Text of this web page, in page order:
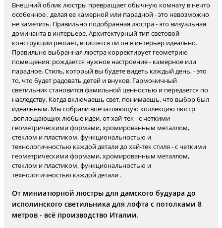
Внешний облик люстры превращает обычную комнату в нечто
особенное , делая ее камерной или парадной - это невозможно
не заметить. Правильно подобранная люстра - это визуальная
доминанта в интерьере. Архитектурный тип световой
конструкции решает, впишется ли он в интерьер идеально.
Правильно выбранная люстра корректирует геометрию
помещения: рождается нужное настроение - камерное или
парадное. Стиль, который вы будете видеть каждый день, - это
то, что будет радовать детей и внуков. Гармоничный
светильник становится фамильной ценностью и передается по
наследству. Когда включаешь свет, понимаешь, что выбор был
идеальным. Мы собрали впечатляющую коллекцию люстр
,воплощающих любые идеи, от хай-тек - с четкими
геометрическими формами, хромированным металлом,
стеклом и пластиком, функциональностью и
технологичностью каждой детали до хай-тек стиля - с четкими
геометрическими формами, хромированным металлом,
стеклом и пластиком, функциональностью и
технологичностью каждой детали .
От миниатюрной люстры для дамского будуара до
исполинского светильника для лофта с потолками 8
метров - всё производство Италии.